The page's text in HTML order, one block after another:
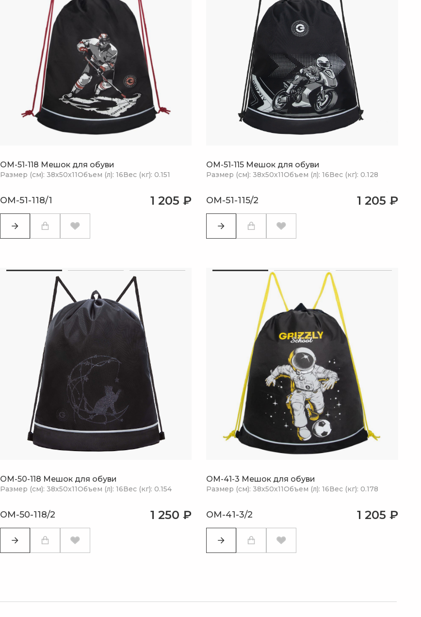
OM-51-118 Мешок для обуви
Размер (см): 38х50х11Объем (л): 16Вес (кг): 0.151
OM-51-118/1 1 205 ₽
OM-51-115 Мешок для обуви
Размер (см): 38х50х11Объем (л): 16Вес (кг): 0.128
OM-51-115/2 1 205 ₽
OM-50-118 Мешок для обуви
Размер (см): 38х50х11Объем (л): 16Вес (кг): 0.154
OM-50-118/2 1 250 ₽
OM-41-3 Мешок для обуви
Размер (см): 38х50х11Объем (л): 16Вес (кг): 0.178
OM-41-3/2 1 205 ₽